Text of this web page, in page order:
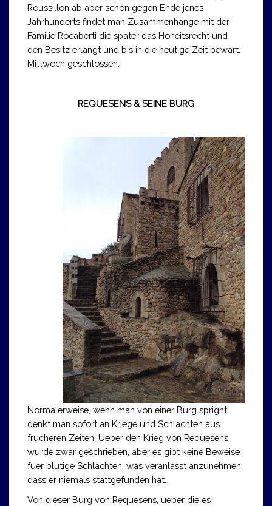
Roussillon ab aber schon gegen Ende jenes
Jahrhunderts findet man Zusammenhange mit der
Familie Rocaberti die spater das Hoheitsrecht und
den Besitz erlangt und bis in die heutige Zeit bewart.
Mittwoch geschlossen.
REQUESENS & SEINE BURG
Normalerweise, wenn man von einer Burg spright,
denkt man sofort an Kriege und Schlachten aus
frucheren Zeiten. Ueber den Krieg von Requesens
wurde zwar geschrieben, aber es gibt keine Beweise
fuer blutige Schlachten, was veranlasst anzunehmen,
dass er niemals stattgefunden hat.
Von dieser Burg von Requesens, ueber die es